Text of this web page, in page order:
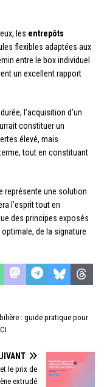
les entrepôts
flexibles adaptées aux
entre le box individuel
un excellent rapport
l’acquisition d’un
constituer un
élevé, mais
tout en constituant
représente une solution
l’esprit tout en
des principes exposés
de la signature
: guide pratique pour
le prix de
extrudé